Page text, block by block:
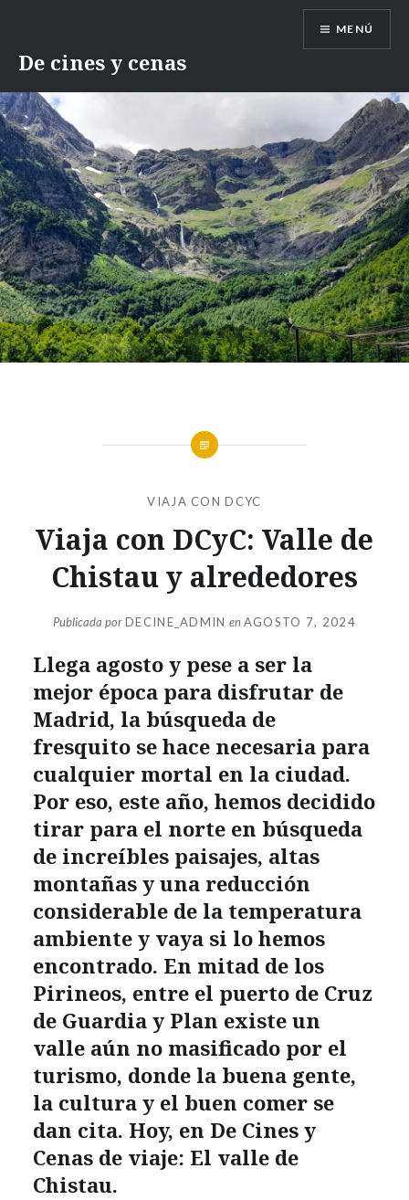
De cines y cenas
MENÚ
VIAJA CON DCYC
Viaja con DCyC: Valle de
Chistau y alrededores
Publicada porDECINE_ADMIN enAGOSTO 7, 2024
Llega agosto y pese a ser la
mejor época para disfrutar de
Madrid, la búsqueda de
fresquito se hace necesaria para
cualquier mortal en la ciudad.
Por eso, este año, hemos decidido
tirar para el norte en búsqueda
de increíbles paisajes, altas
montañas y una reducción
considerable de la temperatura
ambiente y vaya si lo hemos
encontrado. En mitad de los
Pirineos, entre el puerto de Cruz
de Guardia y Plan existe un
valle aún no masificado por el
turismo, donde la buena gente,
la cultura y el buen comer se
dan cita. Hoy, en De Cines y
Cenas de viaje: El valle de
Chistau.